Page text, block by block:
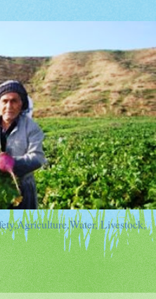
Livestock,